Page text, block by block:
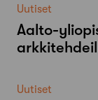
Uutiset
Aalto-​
Uutiset